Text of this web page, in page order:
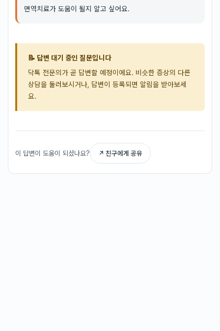
면역치료가 도움이 될지 알고 싶어요.
📝 답변 대기 중인 질문입니다
닥톡 전문의가 곧 답변할 예정이에요. 비슷한 증상의 다른
상담을 둘러보시거나, 답변이 등록되면 알림을 받아보세
요.
이 답변이 도움이 되셨나요? ↗ 친구에게 공유